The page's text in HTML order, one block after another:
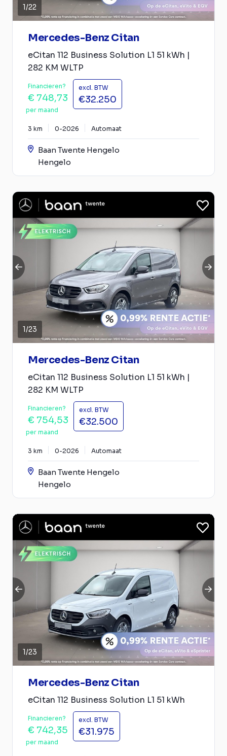
1/22
Mercedes-Benz Citan
eCitan 112 Business Solution L1 51 kWh |
282 KM WLTP
Financieren?
€ 748,73
per maand
excl. BTW
€32.250
3 km 0-2026 Automaat
Baan Twente Hengelo
Hengelo
1/23
Mercedes-Benz Citan
eCitan 112 Business Solution L1 51 kWh |
282 KM WLTP
Financieren?
€ 754,53
per maand
excl. BTW
€32.500
3 km 0-2026 Automaat
Baan Twente Hengelo
Hengelo
1/23
Mercedes-Benz Citan
eCitan 112 Business Solution L1 51 kWh
Financieren?
€ 742,35
per maand
excl. BTW
€31.975